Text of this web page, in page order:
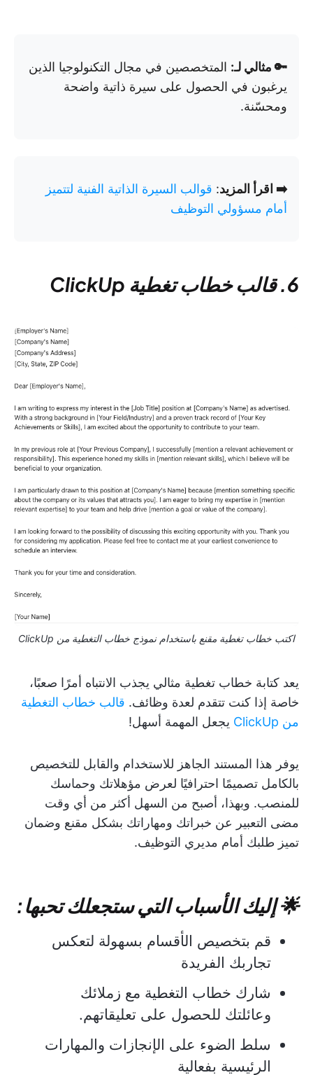
🔑 مثالي لـ: المتخصصين في مجال التكنولوجيا الذين
يرغبون في الحصول على سيرة ذاتية واضحة
ومحسّنة.
➡️ اقرأ المزيد: قوالب السيرة الذاتية الفنية لتتميز
أمام مسؤولي التوظيف
6. قالب خطاب تغطية ClickUp
اكتب خطاب تغطية مقنع باستخدام نموذج خطاب التغطية من ClickUp
يعد كتابة خطاب تغطية مثالي يجذب الانتباه أمرًا صعبًا،
خاصة إذا كنت تتقدم لعدة وظائف. قالب خطاب التغطية
من ClickUp
يجعل المهمة أسهل!
يوفر هذا المستند الجاهز للاستخدام والقابل للتخصيص
بالكامل تصميمًا احترافيًا لعرض مؤهلاتك وحماسك
للمنصب. وبهذا، أصبح من السهل أكثر من أي وقت
مضى التعبير عن خبراتك ومهاراتك بشكل مقنع وضمان
تميز طلبك أمام مديري التوظيف.
🌟 إليك الأسباب التي ستجعلك تحبها:
قم بتخصيص الأقسام بسهولة لتعكس
تجاربك الفريدة
شارك خطاب التغطية مع زملائك
وعائلتك للحصول على تعليقاتهم.
سلط الضوء على الإنجازات والمهارات
الرئيسية بفعالية